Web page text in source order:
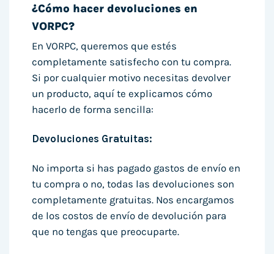
¿Cómo hacer devoluciones en
VORPC?
En VORPC, queremos que estés
completamente satisfecho con tu compra.
Si por cualquier motivo necesitas devolver
un producto, aquí te explicamos cómo
hacerlo de forma sencilla:
Devoluciones Gratuitas:
No importa si has pagado gastos de envío en
tu compra o no, todas las devoluciones son
completamente gratuitas. Nos encargamos
de los costos de envío de devolución para
que no tengas que preocuparte.